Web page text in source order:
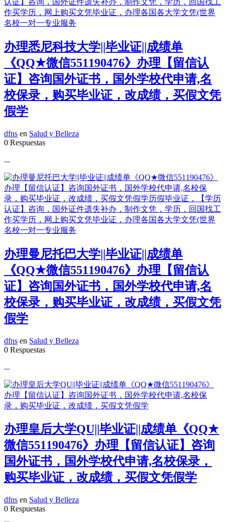
办理悉尼科技大学||毕业证||成绩单
《QQ★微信551190476》办理【留信认
证】咨询国外证书，国外学校代申请,名
校保录，购买毕业证，改成绩，买假文凭
假学
dfns en Salud y Belleza
0 Respuestas
...
办理曼尼托巴大学||毕业证||成绩单
《QQ★微信551190476》办理【留信认
证】咨询国外证书，国外学校代申请,名
校保录，购买毕业证，改成绩，买假文凭
假学
dfns en Salud y Belleza
0 Respuestas
...
办理皇后大学QU||毕业证||成绩单《QQ★
微信551190476》办理【留信认证】咨询
国外证书，国外学校代申请,名校保录，
购买毕业证，改成绩，买假文凭假学
dfns en Salud y Belleza
0 Respuestas